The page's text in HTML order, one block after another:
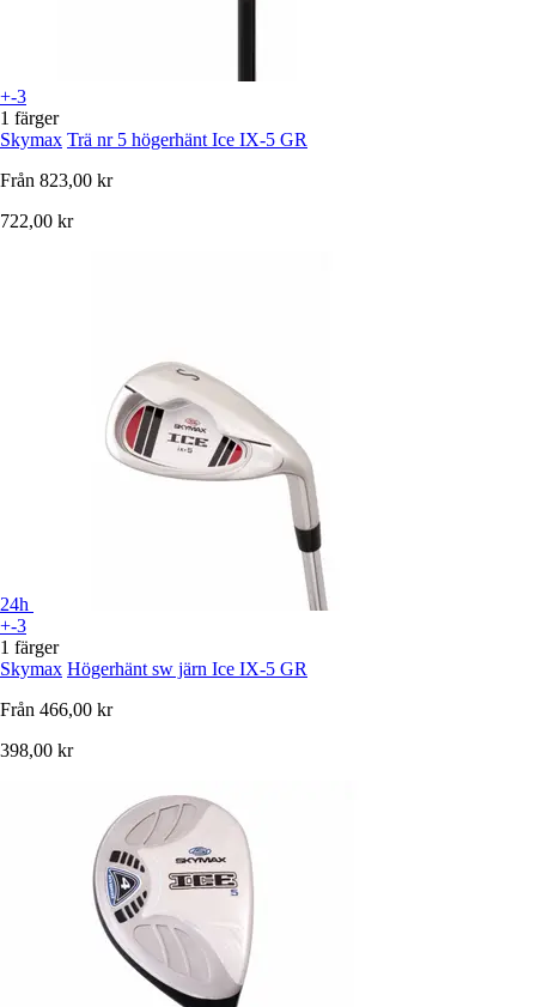
+-3
1 färger
Skymax Trä nr 5 högerhänt Ice IX-5 GR
Från 823,00 kr
722,00 kr
24h
+-3
1 färger
Skymax Högerhänt sw järn Ice IX-5 GR
Från 466,00 kr
398,00 kr